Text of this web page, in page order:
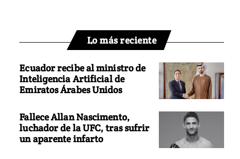
Lo más reciente
Ecuador recibe al ministro de
Inteligencia Artificial de
Emiratos Árabes Unidos
Fallece Allan Nascimento,
luchador de la UFC, tras sufrir
un aparente infarto